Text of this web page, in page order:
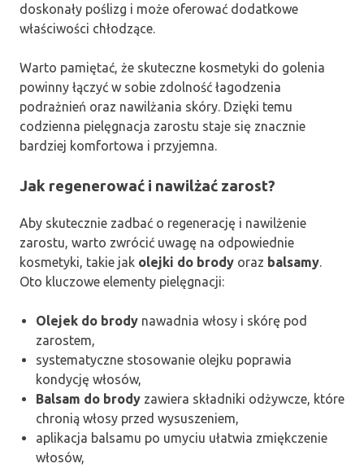
doskonały poślizg i może oferować dodatkowe
właściwości chłodzące.
Warto pamiętać, że skuteczne kosmetyki do golenia
powinny łączyć w sobie zdolność łagodzenia
podrażnień oraz nawilżania skóry. Dzięki temu
codzienna pielęgnacja zarostu staje się znacznie
bardziej komfortowa i przyjemna.
Jak regenerować i nawilżać zarost?
Aby skutecznie zadbać o regenerację i nawilżenie
zarostu, warto zwrócić uwagę na odpowiednie
kosmetyki, takie jak olejki do brody oraz balsamy
Oto kluczowe elementy pielęgnacji:
Olejek do brody nawadnia włosy i skórę pod
zarostem,
systematyczne stosowanie olejku poprawia
kondycję włosów,
Balsam do brody zawiera składniki odżywcze, które
chronią włosy przed wysuszeniem,
aplikacja balsamu po umyciu ułatwia zmiękczenie
włosów,